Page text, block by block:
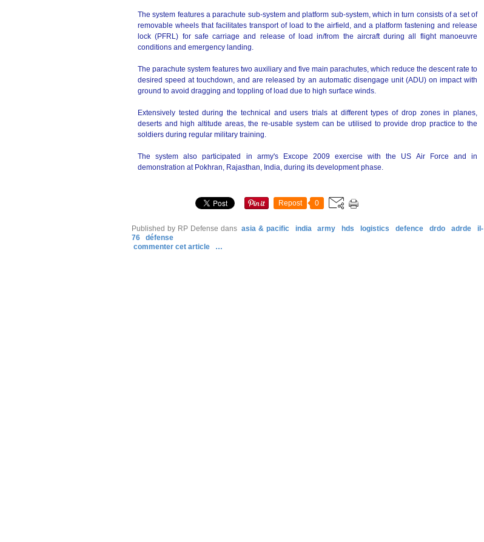
The system features a parachute sub-system and platform sub-system, which in turn consists of a set of
removable wheels that facilitates transport of load to the airfield, and a platform fastening and release
lock (PFRL) for safe carriage and release of load in/from the aircraft during all flight manoeuvre
conditions and emergency landing.
The parachute system features two auxiliary and five main parachutes, which reduce the descent rate to
desired speed at touchdown, and are released by an automatic disengage unit (ADU) on impact with
ground to avoid dragging and toppling of load due to high surface winds.
Extensively tested during the technical and users trials at different types of drop zones in planes,
deserts and high altitude areas, the re-usable system can be utilised to provide drop practice to the
soldiers during regular military training.
The system also participated in army's Excope 2009 exercise with the US Air Force and in
demonstration at Pokhran, Rajasthan, India, during its development phase.
Repost 0
Published by RP Defense dans asia & pacific india army hds logistics defence drdo adrde
il-
76
défense
commenter cet article
…